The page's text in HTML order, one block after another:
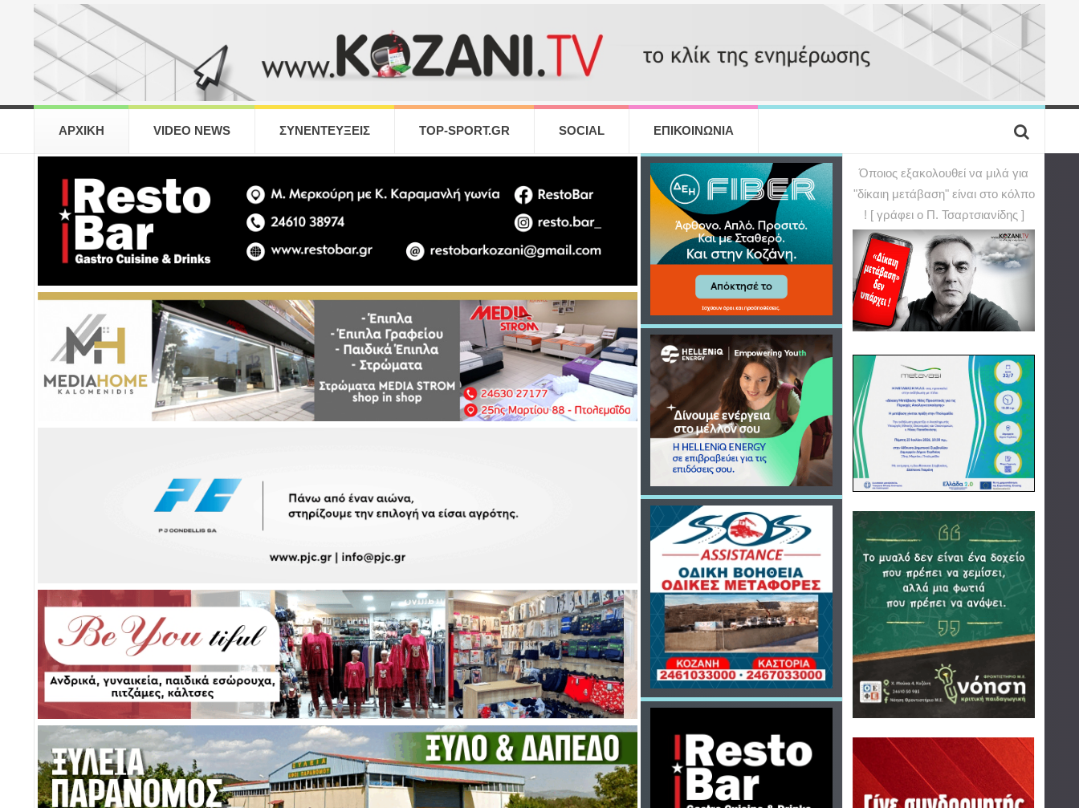
ΑΡΧΙΚΗ VIDEO NEWS ΣΥΝΕΝΤΕΥΞΕΙΣ TOP-SPORT.GR SOCIAL ΕΠΙΚΟΙΝΩΝΙΑ
Όποιος εξακολουθεί να μιλά για
"δίκαιη μετάβαση" είναι στο κόλπο
! [ γράφει ο Π. Τσαρτσιανίδης ]